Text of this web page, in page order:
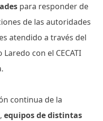
para responder de
de las autoridades
atendido a través del
con el CECATI
continua de la
equipos de distintas